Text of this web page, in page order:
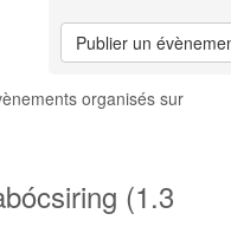
Publier un
organisés sur
(1.3